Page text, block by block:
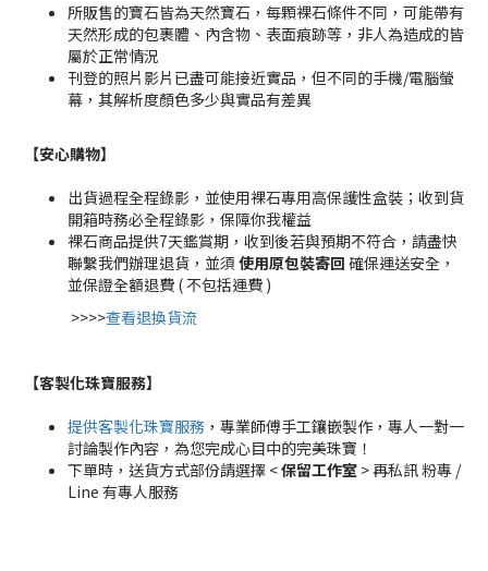
所販售的寶石皆為天然寶石，每顆裸石條件不同，可能帶有
天然形成的包裹體、內含物、表面痕跡等，非人為造成的皆
屬於正常情況
刊登的照片影片已盡可能接近實品，但不同的手機/電腦螢
幕，其解析度顏色多少與實品有差異
【安心購物】
出貨過程全程錄影，並使用裸石專用高保護性盒裝；收到貨
開箱時務必全程錄影，保障你我權益
裸石商品提供7天鑑賞期，收到後若與預期不符合，請盡快
聯繫我們辦理退貨，並須 使用原包裝寄回 確保運送安全，
並保證全額退費 ( 不包括運費 )
>>>>查看退換貨流
【客製化珠寶服務】
提供客製化珠寶服務 ，專業師傅手工鑲嵌製作，專人一對一
討論製作內容，為您完成心目中的完美珠寶！
下單時，送貨方式部份請選擇 <保留工作室 > 再私訊 粉專 /
Line 有專人服務